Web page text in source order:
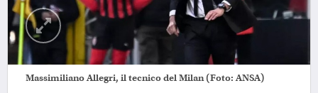
Massimiliano Allegri, il tecnico del Milan (Foto: ANSA)